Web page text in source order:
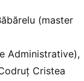
(master
Administrative),
Cristea